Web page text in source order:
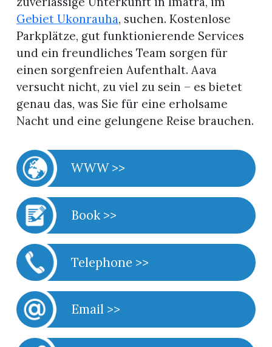
Gebiet Ukonrauha, suchen. Kostenlose
Parkplätze, gut funktionierende Services
und ein freundliches Team sorgen für
einen sorgenfreien Aufenthalt. Aava
versucht nicht, zu viel zu sein – es bietet
genau das, was Sie für eine erholsame
Nacht und eine gelungene Reise brauchen.
WWW >>
Book >>
Telephone >>
Email >>